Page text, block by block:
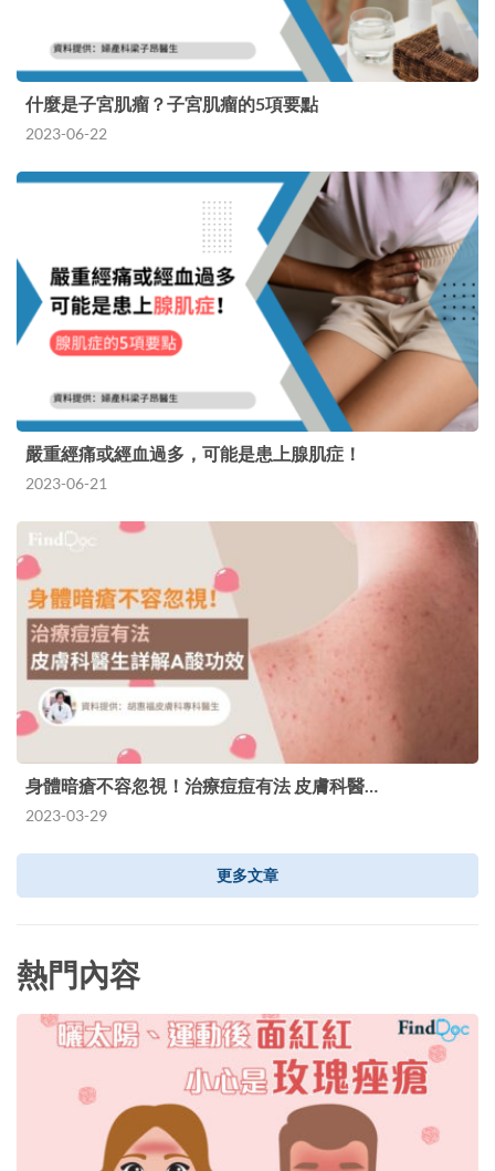
什麼是子宮肌瘤？子宮肌瘤的5項要點
2023-06-22
嚴重經痛或經血過多，可能是患上腺肌症！
2023-06-21
身體暗瘡不容忽視！治療痘痘有法 皮膚科醫…
2023-03-29
更多文章
熱門內容